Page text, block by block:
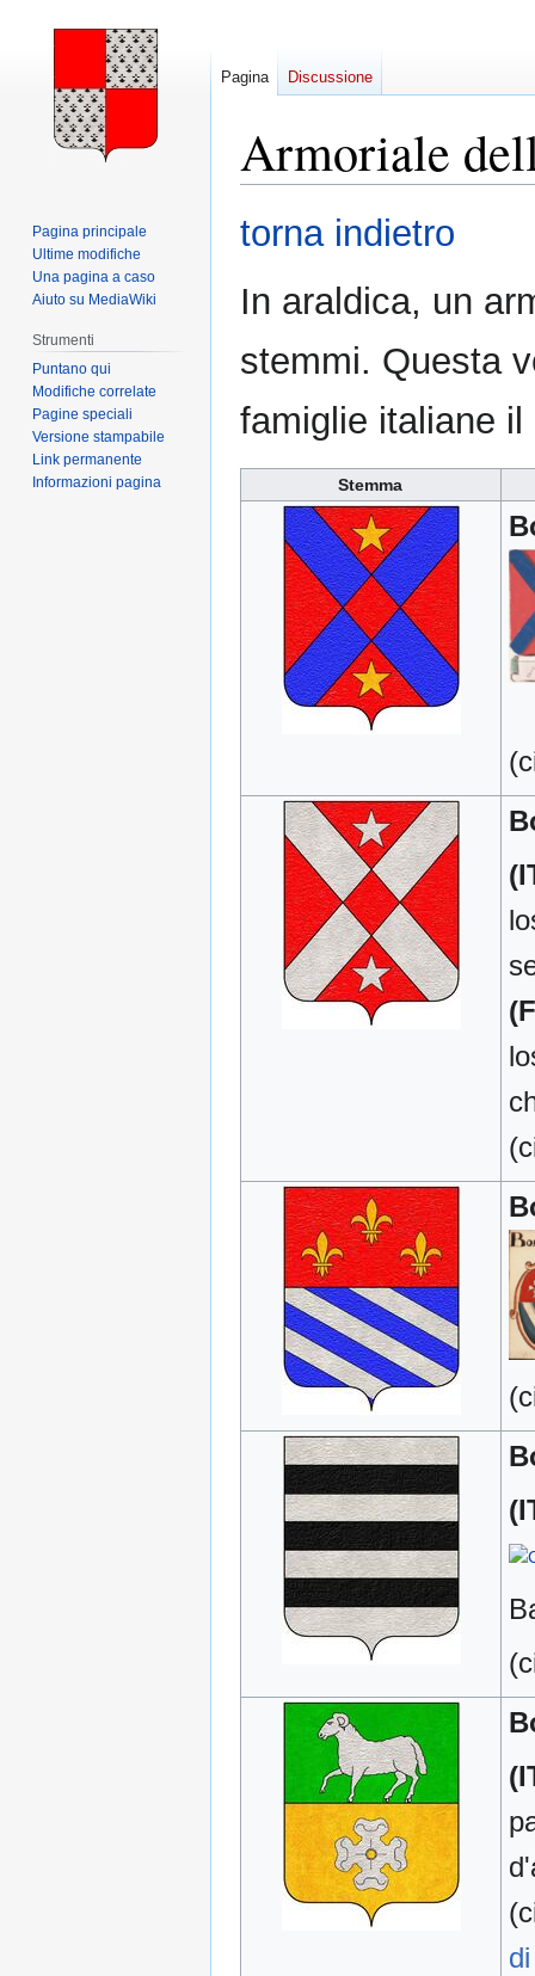
Armoriale
Vai
alla
Vai
alla
torna indietro
In araldica, un
stemmi. Questa
famiglie italiane
Stemma
Pagina Discussione
Pagina principale
Ultime modifiche
Una pagina a caso
Aiuto su MediaWiki
Strumenti
Puntano qui
Modifiche correlate
Pagine speciali
Versione stampabile
Link permanente
Informazioni pagina